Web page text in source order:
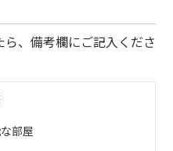
、備考欄にご記入くださ
部屋